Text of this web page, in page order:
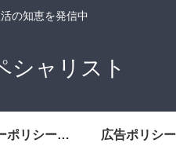
の知恵を発信中
シャリスト
プライバシーポリシー・免責事項 広告ポリシー